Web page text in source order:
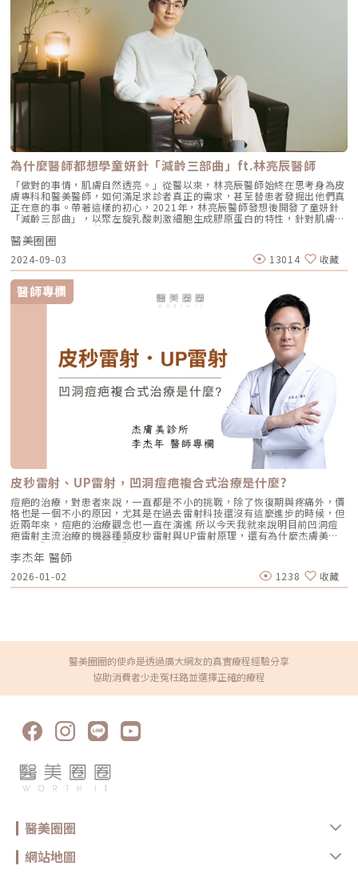
為什麼醫師都想學童妍針「減齡三部曲」ft.林亮辰醫師
「做對的事情，肌膚自然透亮。」從醫以來，林亮辰醫師始終在思考身為皮
膚專科和醫美醫師，如何滿足求診者真正的需求，甚至替患者發掘出他們真
正在意的事。帶著這樣的初心，2021年，林亮辰醫師發想後開發了童妍針
「減齡三部曲」，以聚左旋乳酸刺激細胞生成膠原蛋白的特性，針對肌膚拉
提、全臉塑形、膚質改善提供了全方面的解法。隨著法國高德美推出的
「AART美學評估系統」，和「HIT整體個人治療計畫」備受國際醫界肯定，
林亮辰醫師也受邀加入AART亞太區國際專家醫師六人小組，共同將治療分
析系統標準化。林亮辰醫師不僅研發了童妍針「減齡三部曲」，也將標準化
的分析與療程分與更多醫師們分享，每次開課都場場爆滿。圖／林亮辰皮膚
專科診所提供以雕塑藝術品概念設計的「減齡三部曲」移動了一下電腦螢
幕，求學時就喜歡欣賞各類型藝術作品的林亮辰醫師，以油畫繪製人像的過
程來解釋「減齡三部曲」。第一步為結構打底，將童妍針施打在韌帶上讓全
臉輪廓緊緻塑型，接著是增強線條跟色彩，也就是45度側身時的臉型，最後
再去精修五官。突破過去醫美專注於個別五官的調整，「減齡三部曲」更在
意的是全臉的平衡，且因為施打童妍針後，膠原蛋白生長期可長達二十五個
月，因此在評估時更要以求診者三年、五年後的樣貌做長期性的規劃。林亮
辰醫師以「長期主義者」砥礪自己，也希望團隊、報名「減齡三部曲」的醫
師都能以此為目標。圖／林亮辰皮膚專科診所提供另一方面，泡製後的聚左
旋乳酸為水狀，流動性高、分子極小，施打的量、範圍、深度非常考量醫師
的經驗，也會影響想要達到的效果。也是當初林亮辰醫師創立「減齡三部
曲」的原因，希望多年施作經驗系統化，分享給更多願意長時間陪伴求診者
越來越好、越變越美的醫師。這樣的起心動念剛好也與研發、生產、製造童
妍針的高德美藥廠推出的AART/HIT觀念不謀而合。林亮辰醫師參加2024年
巴黎IMCAS世界抗老醫學會，會中高德美也發表最新數據證實：童妍針可調
控肌膚再生的基因，從源頭去除老化，讓肌膚微環境重返年輕的狀態。圖／
林亮辰皮膚專科診所提供「科學分析、標準化、個人化」讓每位求診者展現
自己的美「當初我在挑選產品、設計『減齡三部曲』時，我有三個標準：一
是可以科學量表正確評估客戶需求；二是成分可以穩定達成效果；三是對皮
膚健康是否有學理上好處。」林亮辰醫師解釋。而AART是四個缺一不可的
醫美診療步驟：評估（Assessment）、解剖（Anatomy）、產品組合
（Range）、治療（Treatment），依照每個人的臉部特徵、肌膚狀況，去
打造客製化專屬診療方案。4D童妍針讓變美更加輕鬆自然好的產品經得起
時間考驗，好的品牌更會不斷的向上精進。2023年，膠原蛋白領導品牌
「童妍針」在上市25週年前夕，更從3D進階到4D版本。獨家專利技術二次
過篩保留20-25%最細緻的聚左旋乳酸微粒，讓膠原蛋白增生效果是 3D 的
2 倍，讓皮膚由內而外緊緻效果更好，術後回家也不需要按摩，讓變美之路
更加輕鬆自然。「Bri」相信做對的事，「Be Right」肌膚自然就會
緻，而是以最基礎的修復保濕作為面膜的特色，「我成立Bri.的初衷是要以
皮膚健康為出發點，透亮為為宗旨。」林亮辰醫師解釋，捨去任何刺激性的
成分，將修復能力還給肌膚，和求診者一起「共管」，給予肌膚真正的需
要，就是Bri.想要分享的新文化。「Bri」處處可見流暢的曲線，在光影照耀
更幸福 Do right, Be Bright !「什麼是『美』的本質？」林亮辰醫師常常在
活的，所以我們真正要去服務的是她需要做這項醫美治療背後生活的目的、
生活意義。」因此眼光要放更遠，要讓求診者的肌膚越來越健康，心情隨著
變美越來越好，生活更幸福，這才是醫美醫師能帶給社會最大的意義，林亮
醫師最大的使命是要帶給社會幸福的正向力量。圖／林亮辰皮膚專科診所提
供林亮辰皮膚專科診所03 -532-9660新竹市東區民族路89號林亮辰皮膚專
科診所官方網站InstagramFacebookLine@官方帳號
醫美圈圈
2024-09-03 13014 收藏
醫師專欄
皮秒雷射、UP雷射，凹洞痘疤複合式治療是什麼?
痘疤的治療，對患者來說，一直都是不小的挑戰，除了恢復期與疼痛外，價
格也是一個不小的原因，尤其是在過去雷射科技還沒有這麼進步的時候，但
近兩年來，痘疤的治療觀念也一直在演進 所以今天我就來說明目前凹洞痘
疤雷射主流治療的機器種類皮秒雷射與UP雷射原理，還有為什麼杰膚美診
所建議”複合式痘疤治療”而非單一機種來進行疤痕的改善，如果你有想要
進行凹洞痘疤治療，這集絕對能幫你省時省錢少走冤枉路，千萬不能錯過
喔!重點摘要：00:00 開頭00:50 凹洞痘疤分為哪幾種?01:35 治療凹洞痘疤
的儀器有哪些種類?03:30 皮秒雷射、UP雷射，凹洞痘疤的治療主流04:43
複合式痘疤治療的好處LINE官方帳號一對一咨詢👉
李杰年 醫師
2026-01-02 1238 收藏
醫美圈圈的使命是透過廣大網友的真實療程經驗分享
協助消費者少走冤枉路並選擇正確的療程
醫美圈圈
網站地圖